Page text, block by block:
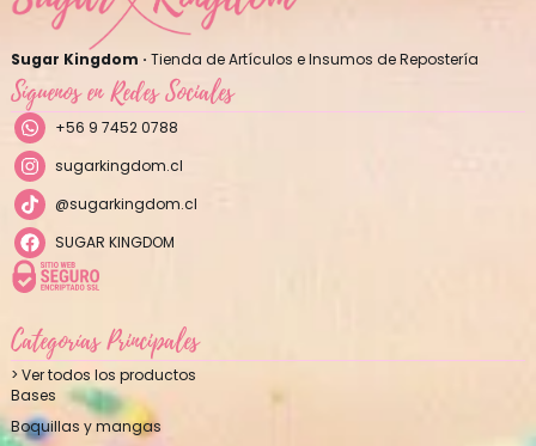
Sugar Kingdom · Tienda de Artículos e Insumos de Repostería
Síguenos en Redes Sociales
+56 9 7452 0788
sugarkingdom.cl
@sugarkingdom.cl
SUGAR KINGDOM
Categorías Principales
> Ver todos los productos
Bases
Boquillas y mangas